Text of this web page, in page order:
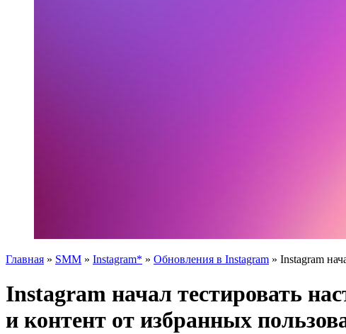
Главная » SMM » Instagram* » Обновления в Instagram » Instagram
Instagram начал тестировать
и контент от избранных